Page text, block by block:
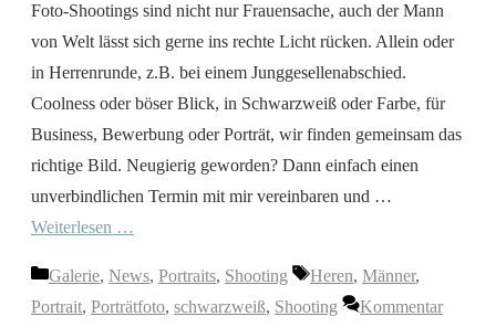
Foto-Shootings sind nicht nur Frauensache, auch der Mann
von Welt lässt sich gerne ins rechte Licht rücken. Allein oder
in Herrenrunde, z.B. bei einem Junggesellenabschied.
Coolness oder böser Blick, in Schwarzweiß oder Farbe, für
Business, Bewerbung oder Porträt, wir finden gemeinsam das
richtige Bild. Neugierig geworden? Dann einfach einen
unverbindlichen Termin mit mir vereinbaren und …
Weiterlesen …
Kategorien
Galerie, News, Portraits, Shooting Schlagwörter
Heren, Männer,
Portrait, Porträtfoto, schwarzweiß, Shooting
Kommentar